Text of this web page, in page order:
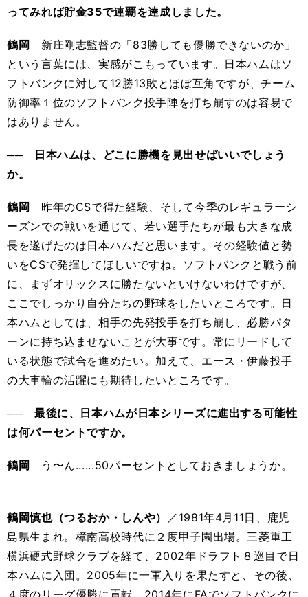
ってみれば貯金35で連覇を達成しました。
鶴岡
新庄剛志監督の「83勝しても優勝できないのか」
という言葉には、実感がこもっています。日本ハムはソ
フトバンクに対して12勝13敗とほぼ互角ですが、チーム
防御率１位のソフトバンク投手陣を打ち崩すのは容易で
はありません。
── 日本ハムは、どこに勝機を見出せばいいでしょう
か。
鶴岡
昨年のCSで得た経験、そして今季のレギュラーシ
ーズンでの戦いを通じて、若い選手たちが最も大きな成
長を遂げたのは日本ハムだと思います。その経験値と勢
いをCSで発揮してほしいですね。ソフトバンクと戦う前
に、まずオリックスに勝たないといけないわけですが、
ここでしっかり自分たちの野球をしたいところです。日
本ハムとしては、相手の先発投手を打ち崩し、必勝パタ
ーンに持ち込ませないことが大事です。常にリードして
いる状態で試合を進めたい。加えて、エース・伊藤投手
の大車輪の活躍にも期待したいところです。
── 最後に、日本ハムが日本シリーズに進出する可能性
は何パーセントですか。
鶴岡 う〜ん......50パーセントとしておきましょうか。
鶴岡慎也（つるおか・しんや）
／1981年4月11日、鹿児
島県生まれ。樟南高校時代に２度甲子園出場。三菱重工
横浜硬式野球クラブを経て、2002年ドラフト８巡目で日
本ハムに入団。2005年に一軍入りを果たすと、その後、
４度のリーグ優勝に貢献。2014年にFAでソフトバンクに